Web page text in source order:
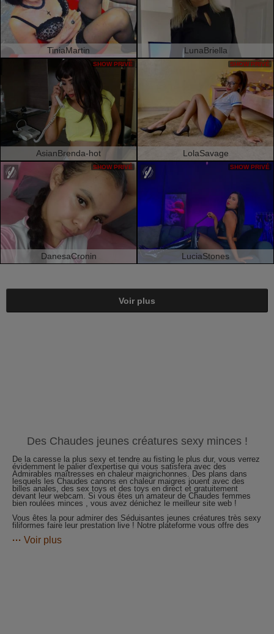
TiniaMartin LunaBriella
AsianBrenda-hot
SHOW PRIVÉ
LolaSavage
SHOW PRIVÉ
DanesaCronin
SHOW PRIVÉ
LuciaStones
SHOW PRIVÉ
Voir plus
Des Chaudes jeunes créatures sexy minces !
De la caresse la plus sexy et tendre au fisting le plus dur, vous verrez
évidemment le palier d'expertise qui vous satisfera avec des
Admirables maîtresses en chaleur maigrichonnes. Des plans dans
lesquels les Chaudes canons en chaleur maigres jouent avec des
billes anales, des sex toys et des toys en direct et gratuitement
devant leur webcam. Si vous êtes un amateur de Chaudes femmes
bien roulées minces , vous avez dénichez le meilleur site web !
Vous êtes la pour admirer des Séduisantes jeunes créatures très sexy
filiformes faire leur prestation live ! Notre plateforme vous offre des
minces qui n'attendent que vous dans leurs salles de chat vidéo live
et gratuites. Vous voulez admirer plein de Ravissantes jeunes
Voir plus